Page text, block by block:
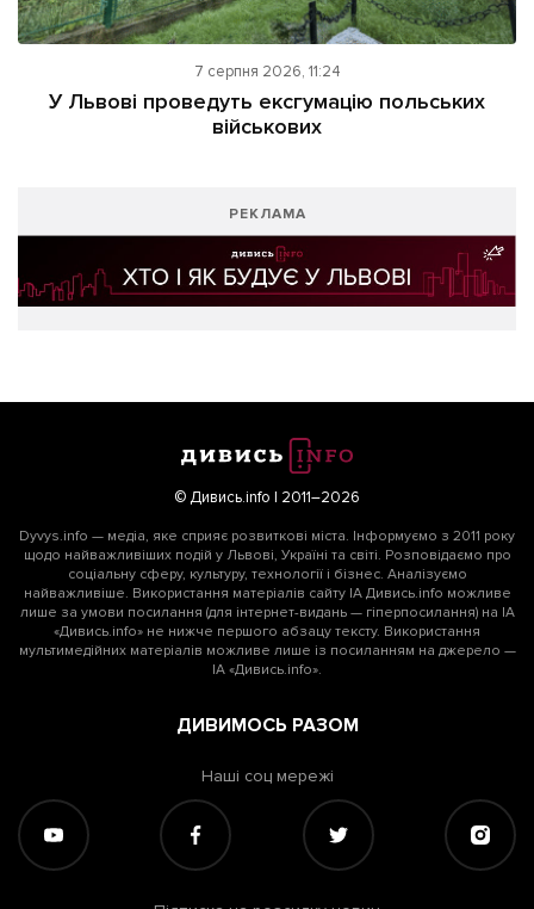
7 серпня 2026, 11:24
У Львові проведуть ексгумацію польських
військових
РЕКЛАМА
© Дивись.info | 2011–2026
Dyvys.info — медіа, яке сприяє розвиткові міста. Інформуємо з 2011 року
щодо найважливіших подій у Львові, Україні та світі. Розповідаємо про
соціальну сферу, культуру, технології і бізнес. Аналізуємо
найважливіше. Використання матеріалів сайту ІА Дивись.info можливе
лише за умови посилання (для інтернет-видань — гіперпосилання) на ІА
«Дивись.info» не нижче першого абзацу тексту. Використання
мультимедійних матеріалів можливе лише із посиланням на джерело —
ІА «Дивись.info».
ДИВИМОСЬ РАЗОМ
Наші соц мережі